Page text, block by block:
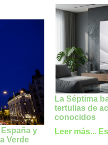
y
Verde
La Séptima
tertulias de
conocidos
Leer más...